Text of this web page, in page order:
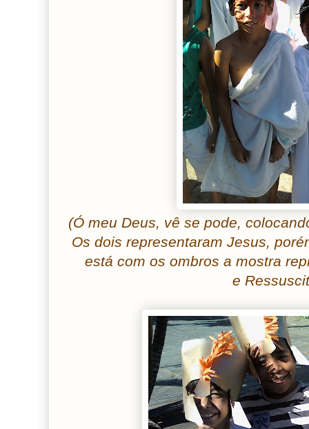
(Ó meu Deus, vê se pode,
Os dois representaram Jesus,
está com os ombros a mostra
e